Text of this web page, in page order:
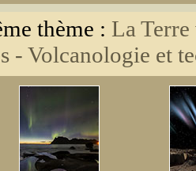
thème : La
- Volcanologie et